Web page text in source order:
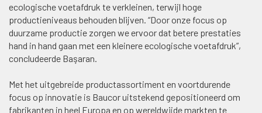
ecologische voetafdruk te verkleinen, terwijl hoge
productieniveaus behouden blijven. “Door onze focus op
duurzame productie zorgen we ervoor dat betere prestaties
hand in hand gaan met een kleinere ecologische voetafdruk”,
concludeerde Başaran.
Met het uitgebreide productassortiment en voortdurende
focus op innovatie is Baucor uitstekend gepositioneerd om
fabrikanten in heel Europa en op wereldwijde markten te